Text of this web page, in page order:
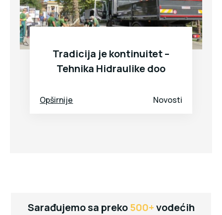
Tradicija je kontinuitet –
Tehnika Hidraulike doo
Novosti
Opširnije
Sarađujemo sa preko500+vodećih